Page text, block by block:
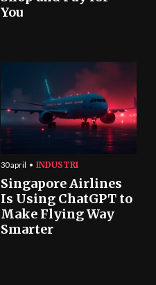
You
30 april INDUSTRI
Singapore Airlines
Is Using ChatGPT to
Make Flying Way
Smarter